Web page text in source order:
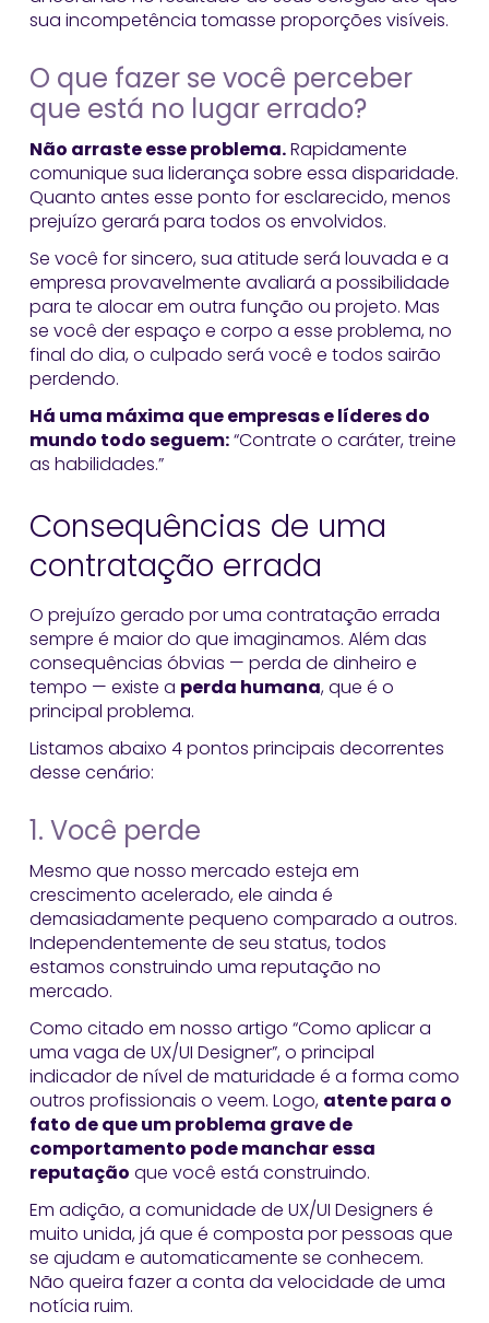
sua incompetência tomasse proporções visíveis.
O que fazer se você perceber
que está no lugar errado?
Não arraste esse problema.Rapidamente
comunique sua liderança sobre essa disparidade.
Quanto antes esse ponto for esclarecido, menos
prejuízo gerará para todos os envolvidos.
Se você for sincero, sua atitude será louvada e a
empresa provavelmente avaliará a possibilidade
para te alocar em outra função ou projeto. Mas
se você der espaço e corpo a esse problema, no
final do dia, o culpado será você e todos sairão
perdendo.
Há uma máxima que empresas e líderes do
mundo todo seguem:“Contrate o caráter, treine
as habilidades.”
Consequências de uma
contratação errada
O prejuízo gerado por uma contratação errada
sempre é maior do que imaginamos. Além das
consequências óbvias — perda de dinheiro e
tempo — existe a perda humana, que é o
principal problema.
Listamos abaixo 4 pontos principais decorrentes
desse cenário:
1. Você perde
Mesmo que nosso mercado esteja em
crescimento acelerado, ele ainda é
demasiadamente pequeno comparado a outros.
Independentemente de seu status, todos
estamos construindo uma reputação no
mercado.
Como citado em nosso artigo “Como aplicar a
uma vaga de UX/UI Designer”, o principal
indicador de nível de maturidade é a forma como
outros profissionais o veem. Logo, atente para o
fato de que um problema grave de
comportamento pode manchar essa
reputação que você está construindo.
Em adição, a comunidade de UX/UI Designers é
muito unida, já que é composta por pessoas que
se ajudam e automaticamente se conhecem.
Não queira fazer a conta da velocidade de uma
notícia ruim.